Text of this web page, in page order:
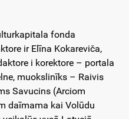
fonda
ir Elīna Kokareviča,
i korektore – portala
muokslinīks – Raivis
Savucins (Arciom
daīmama kai Volūdu